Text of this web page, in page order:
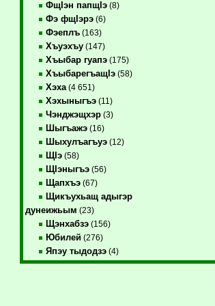
ФщIэн папщIэ(8)
Фэ фщIэрэ(6)
Фэеплъ(163)
Хъуэхъу(147)
Хъыбар гуапэ(175)
ХъыбарегъащIэ(58)
Хэха(4 651)
Хэхыныгъэ(11)
Чэнджэщхэр(3)
Шыгъажэ(16)
Шыхулъагъуэ(12)
ЩIэ(58)
ЩIэныгъэ(56)
Щапхъэ(67)
Щикъухьащ адыгэр
дунеижьым (23)
Щэнхабзэ(156)
Юбилей(276)
Япэу тыдодзэ(4)